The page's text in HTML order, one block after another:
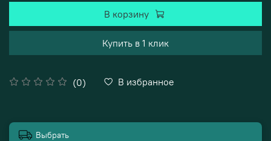
(0) В избранное
В корзину
Купить в 1 клик
Выбрать